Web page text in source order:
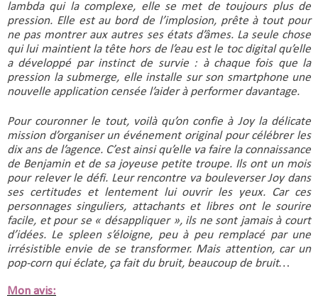
lambda qui la complexe, elle se met de toujours plus de
pression. Elle est au bord de l’implosion, prête à tout pour
ne pas montrer aux autres ses états d’âmes. La seule chose
qui lui maintient la tête hors de l’eau est le toc digital qu’elle
a développé par instinct de survie : à chaque fois que la
pression la submerge, elle installe sur son smartphone une
nouvelle application censée l’aider à performer davantage.
Pour couronner le tout, voilà qu’on confie à Joy la délicate
mission d’organiser un événement original pour célébrer les
dix ans de l’agence. C’est ainsi qu’elle va faire la connaissance
de Benjamin et de sa joyeuse petite troupe. Ils ont un mois
pour relever le défi. Leur rencontre va bouleverser Joy dans
ses certitudes et lentement lui ouvrir les yeux. Car ces
personnages singuliers, attachants et libres ont le sourire
facile, et pour se « désappliquer », ils ne sont jamais à court
d’idées. Le spleen s’éloigne, peu à peu remplacé par une
irrésistible envie de se transformer. Mais attention, car un
pop-corn qui éclate, ça fait du bruit, beaucoup de bruit…
Mon avis: